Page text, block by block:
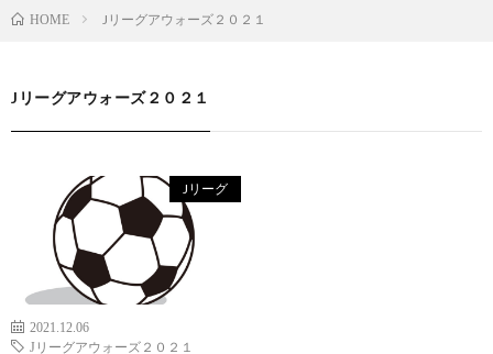
HOME Jリーグアウォーズ２０２１
Jリーグアウォーズ２０２１
Jリーグ
2021.12.06
Jリーグアウォーズ２０２１